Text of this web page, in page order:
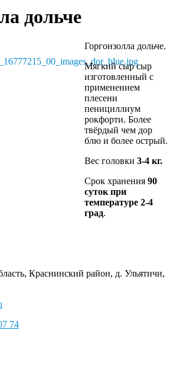
дольче
Горгонзолла дольче.
Мягкий сыр сыр
изготовленный с
применением
плесени
пенициллиум
рокфорти. Более
твёрдый чем дор
блю и более острый.
Вес головки 3-4 кг.
Срок хранения 90
суток при
температуре 2-4
град.
Краснинский район, д. Ульятичи,
74